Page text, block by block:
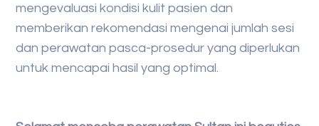
mengevaluasi kondisi kulit pasien dan
memberikan rekomendasi mengenai jumlah sesi
dan perawatan pasca-prosedur yang diperlukan
untuk mencapai hasil yang optimal.